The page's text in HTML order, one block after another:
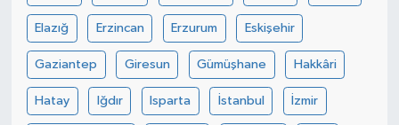
Elazığ Erzincan Erzurum Eskişehir
Gaziantep Giresun Gümüşhane Hakkâri
Hatay Iğdır Isparta İstanbul İzmir